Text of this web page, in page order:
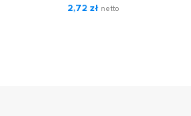
2,72 złnetto